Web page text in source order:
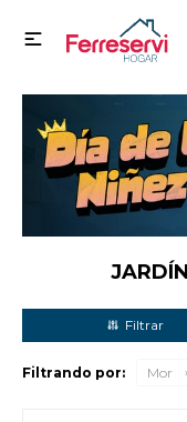

Filtrando por: Mor
Menú
Herramientas y
Tecnología